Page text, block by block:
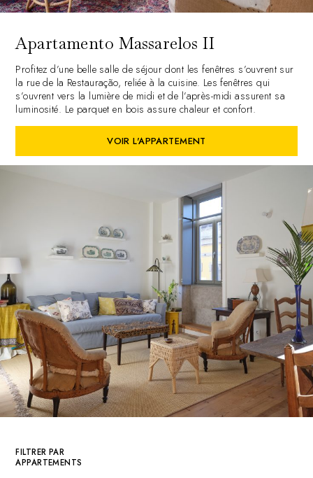
Apartamento Massarelos II
Profitez d’une belle salle de séjour dont les fenêtres s’ouvrent sur
la rue de la Restauração, reliée à la cuisine. Les fenêtres qui
s’ouvrent vers la lumière de midi et de l’après-midi assurent sa
luminosité. Le parquet en bois assure chaleur et confort.
VOIR L'APPARTEMENT
FILTRER PAR
APPARTEMENTS